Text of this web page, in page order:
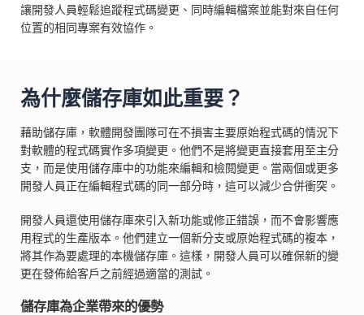
讓開發人員輕鬆追蹤程式碼變更、同時編輯檔案並能對來自任何
位置的相同專案有效協作。
為什麼儲存庫如此重要？
藉助儲存庫，軟體開發團隊可在不損害主要原始程式碼的情況下
對軟體的程式碼實作多項變更。他們不是將變更直接套用至主分
支，而是使用儲存庫中的功能來編輯和檢閱變更。當兩個或更多
開發人員正在編輯程式碼的同一部分時，這可以減少合併衝突。
開發人員還使用儲存庫來引入新功能或修正錯誤，而不會影響應
用程式的生產版本。他們建立一個新分支或原始程式碼的複本，
將其作為要處理的本機儲存庫。這樣，開發人員可以確保新的變
更在發佈給客戶之前經過適當的測試。
儲存庫為企業帶來的優勢